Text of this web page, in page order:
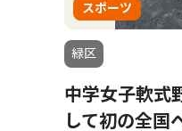
スポーツ
緑区
中学女子軟
して初の全国